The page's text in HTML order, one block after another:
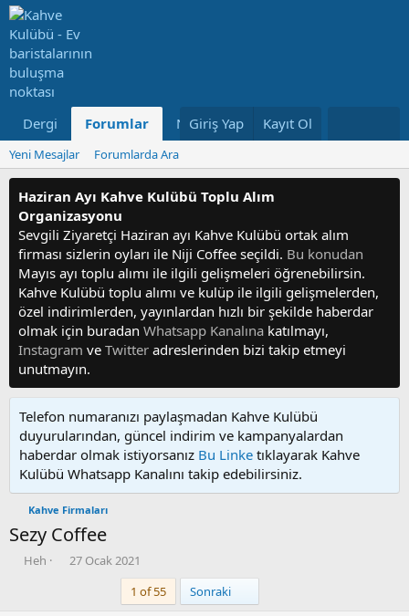
Dergi Forumlar Neler Yeni Kullanıcılar
Giriş Yap Kayıt Ol
Yeni Mesajlar Forumlarda Ara
Haziran Ayı Kahve Kulübü Toplu Alım
Organizasyonu
Sevgili Ziyaretçi Haziran ayı Kahve Kulübü ortak alım
firması sizlerin oyları ile Niji Coffee seçildi. Bu konudan
Mayıs ayı toplu alımı ile ilgili gelişmeleri öğrenebilirsin.
Kahve Kulübü toplu alımı ve kulüp ile ilgili gelişmelerden,
özel indirimlerden, yayınlardan hızlı bir şekilde haberdar
olmak için buradan Whatsapp Kanalına katılmayı,
Instagram ve Twitter adreslerinden bizi takip etmeyi
unutmayın.
Telefon numaranızı paylaşmadan Kahve Kulübü
duyurularından, güncel indirim ve kampanyalardan
haberdar olmak istiyorsanız Bu Linke tıklayarak Kahve
Kulübü Whatsapp Kanalını takip edebilirsiniz.
Kahve Firmaları
Sezy Coffee
K
Heh
B
27 Ocak 2021
1 of 55
Sonraki